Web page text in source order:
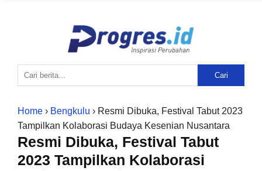
Cari
Home › Bengkulu › Resmi Dibuka, Festival Tabut 2023
Tampilkan Kolaborasi Budaya Kesenian Nusantara
Resmi Dibuka, Festival Tabut
2023 Tampilkan Kolaborasi